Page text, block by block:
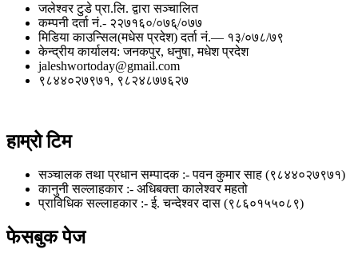
जलेश्वर टुडे प्रा.लि. द्वारा सञ्चालित
कम्पनी दर्ता नं.- २२७१६०/०७६्/०७७
मिडिया काउन्सिल(मधेस प्रदेश) दर्ता नं.— १३/०७८/७९
केन्द्रीय कार्यालय: जनकपुर, धनुषा, मधेश प्रदेश
jaleshwortoday@gmail.com
९८४४०२७९७१, ९८२४८७७६२७
हाम्रो टिम
सञ्चालक तथा प्रधान सम्पादक :- पवन कुमार साह (९८४४०२७९७१)
कानुनी सल्लाहकार :- अधिबक्ता कालेश्वर महतो
प्राविधिक सल्लाहकार :- ई. चन्देश्वर दास (९८६०१५५०८९)
फेसबुक पेज